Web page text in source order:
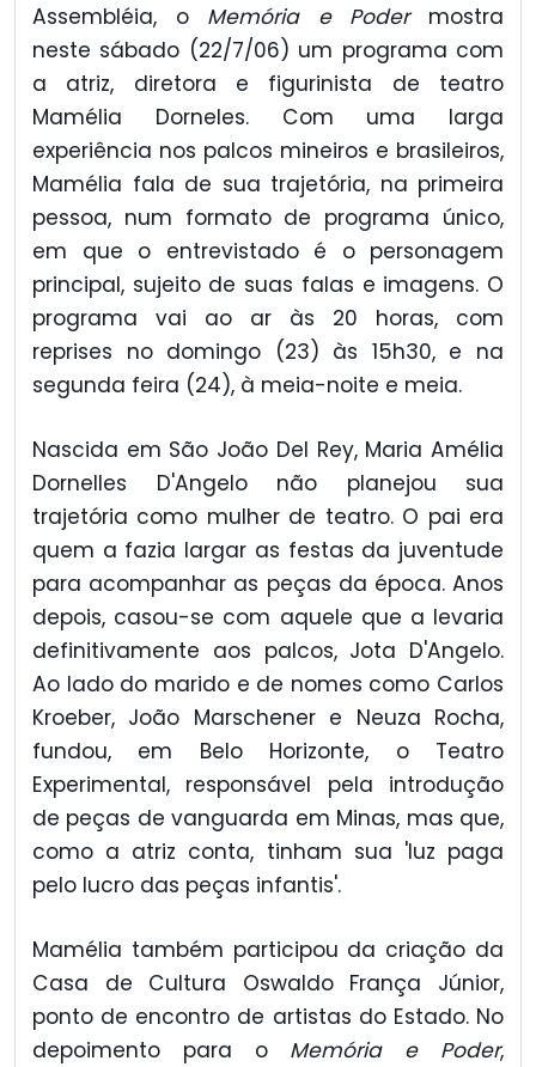
Assembléia, o Memória e Podermostra
neste sábado (22/7/06) um programa com
a atriz, diretora e figurinista de teatro
Mamélia Dorneles. Com uma larga
experiência nos palcos mineiros e brasileiros,
Mamélia fala de sua trajetória, na primeira
pessoa, num formato de programa único,
em que o entrevistado é o personagem
principal, sujeito de suas falas e imagens. O
programa vai ao ar às 20 horas, com
reprises no domingo (23) às 15h30, e na
segunda feira (24), à meia-noite e meia.
Nascida em São João Del Rey, Maria Amélia
Dornelles D'Angelo não planejou sua
trajetória como mulher de teatro. O pai era
quem a fazia largar as festas da juventude
para acompanhar as peças da época. Anos
depois, casou-se com aquele que a levaria
definitivamente aos palcos, Jota D'Angelo.
Ao lado do marido e de nomes como Carlos
Kroeber, João Marschener e Neuza Rocha,
fundou, em Belo Horizonte, o Teatro
Experimental, responsável pela introdução
de peças de vanguarda em Minas, mas que,
como a atriz conta, tinham sua 'luz paga
pelo lucro das peças infantis'.
Mamélia também participou da criação da
Casa de Cultura Oswaldo França Júnior,
ponto de encontro de artistas do Estado. No
depoimento para o Memória e Poder,